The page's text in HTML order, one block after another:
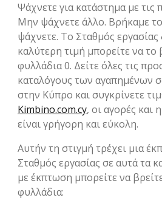
Ψάχνετε για κατάστημα με τις
Μην ψάχνετε άλλο. Βρήκαμε
ψάχνετε. Το Σταθμός εργασίας
καλύτερη τιμή μπορείτε να το
φυλλάδια 0. Δείτε όλες τις
καταλόγους των αγαπημένων
στην Kύπρο και συγκρίνετε
Kimbino.com.cy, οι αγορές και
είναι γρήγορη και εύκολη.
Αυτήν τη στιγμή τρέχει μια
Σταθμός εργασίας σε αυτά τα
με έκπτωση μπορείτε να
φυλλάδια: